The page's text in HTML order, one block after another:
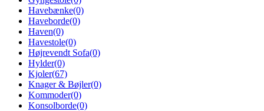
Havebænke(0)
Haveborde(0)
Haven(0)
Havestole(0)
Højrevendt Sofa(0)
Hylder(0)
Kjoler(67)
Knager & Bøjler(0)
Kommoder(0)
Konsolborde(0)